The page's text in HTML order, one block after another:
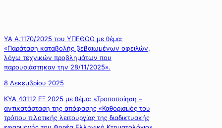
ΥΑ Α.1170/2025 του ΥΠΕΘΟΟ με θέμα:
«Παράταση καταβολής βεβαιωμένων οφειλών,
λόγω τεχνικών προβλημάτων που
παρουσιάστηκαν την 28/11/2025».
8 Δεκεμβρίου 2025
ΚΥΑ 40112 ΕΞ 2025 με θέμα: «Τροποποίηση –
αντικατάσταση της απόφασης «Καθορισμός του
τρόπου πιλοτικής λειτουργίας της διαδικτυακής